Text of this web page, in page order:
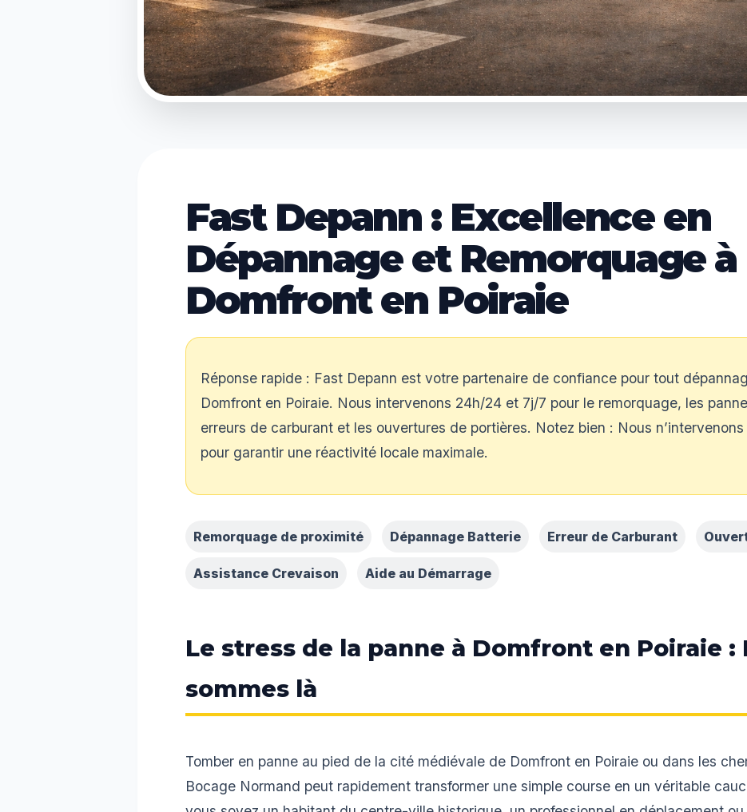
Fast Depann : Excellence en
Dépannage et Remorquage à
Domfront en Poiraie
Réponse rapide : Fast Depann est votre partenaire de confiance pour tout
Domfront en Poiraie. Nous intervenons 24h/24 et 7j/7 pour le remorquage, les
erreurs de carburant et les ouvertures de portières. Notez bien : Nous
pour garantir une réactivité locale maximale.
Remorquage de proximité Dépannage Batterie Erreur de Carburant
Assistance Crevaison Aide au Démarrage
Le stress de la panne à Domfront en Poiraie :
sommes là
Tomber en panne au pied de la cité médiévale de Domfront en Poiraie ou dans les
Bocage Normand peut rapidement transformer une simple course en un véritable